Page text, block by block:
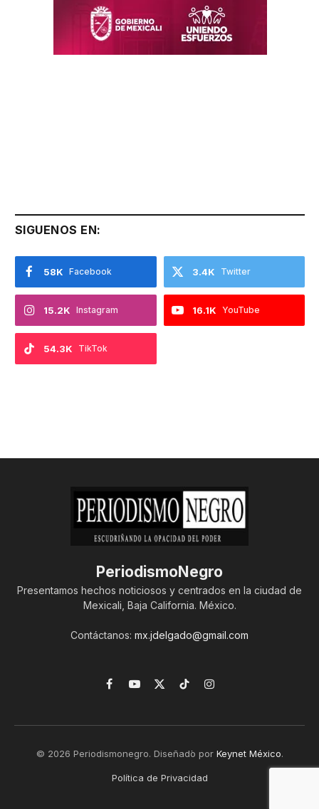
SIGUENOS EN:
Facebook
58K Twitter
3.4K
Instagram
15.2K YouTube
16.1K
TikTok
54.3K
PeriodismoNegro
Presentamos hechos noticiosos y centrados en la ciudad de
Mexicali, Baja California. México.
Contáctanos: mx.jdelgado@gmail.com
Facebook
YouTube
X
TikTokInstagram
© 2026 Periodismonegro. Diseñado por Keynet México.
Política de Privacidad